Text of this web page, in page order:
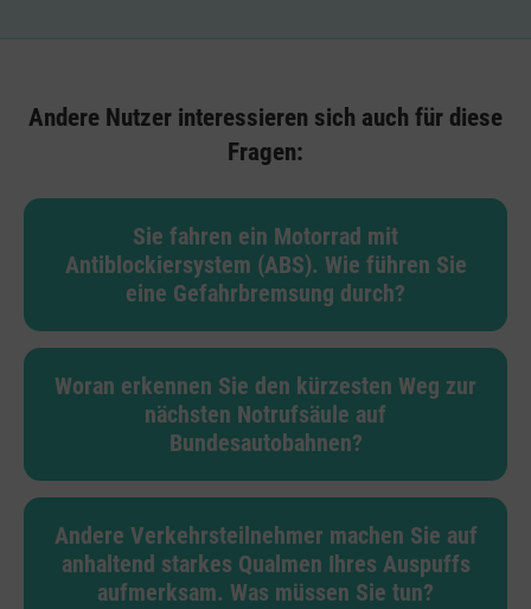
Andere Nutzer interessieren sich auch für diese
Fragen:
Sie fahren ein Motorrad mit
Antiblockiersystem (ABS). Wie führen Sie
eine Gefahrbremsung durch?
Woran erkennen Sie den kürzesten Weg zur
nächsten Notrufsäule auf
Bundesautobahnen?
Andere Verkehrsteilnehmer machen Sie auf
anhaltend starkes Qualmen Ihres Auspuffs
aufmerksam. Was müssen Sie tun?